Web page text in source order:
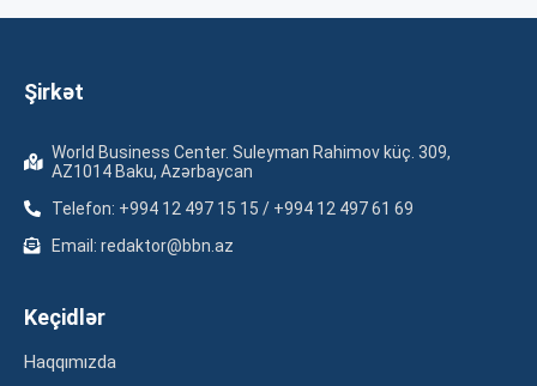
Şirkət
World Business Center. Suleyman Rahimov küç. 309,
AZ1014 Baku, Azərbaycan
Telefon: +994 12 497 15 15 / +994 12 497 61 69
Email: redaktor@bbn.az
Keçidlər
Haqqımızda